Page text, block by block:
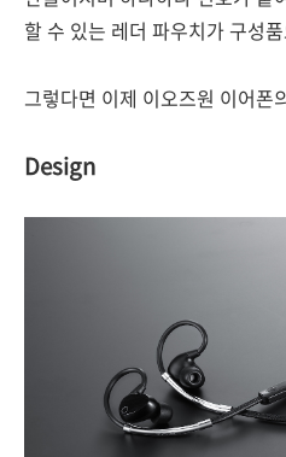
할 수 있는 레더 파우치가 구성
그렇다면 이제 이오즈원 이어폰
Design